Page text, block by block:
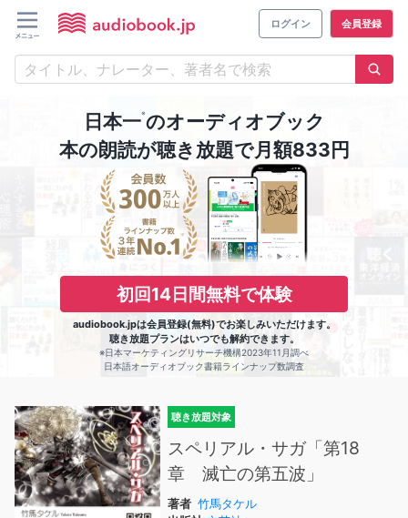
ログイン 会員登録
日本一※のオーディオブック
本の朗読が聴き放題で月額833円
初回14日間無料で体験
audiobook.jpは会員登録(無料)でお楽しみいただけます。
聴き放題プランはいつでも解約できます。
※日本マーケティングリサーチ機構2023年11月調べ
日本語オーディオブック書籍ラインナップ数調査
聴き放題対象
スペリアル・サガ「第18
章 滅亡の第五波」
著者 竹馬タケル